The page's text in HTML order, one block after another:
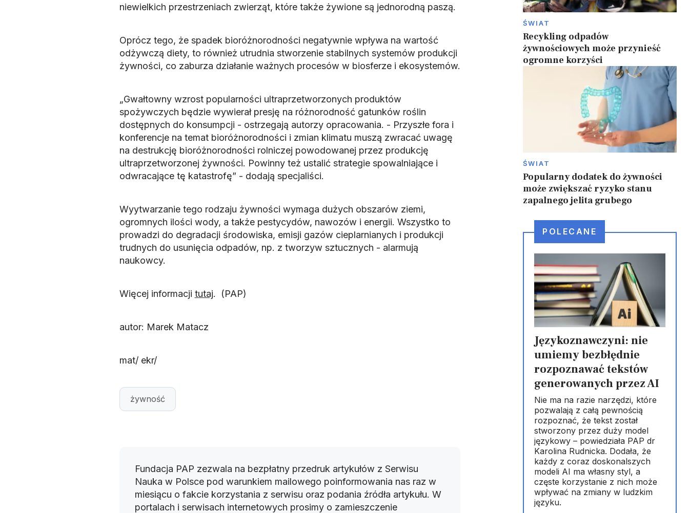
niewielkich przestrzeniach zwierząt, które także żywione są jednorodną paszą.
Oprócz tego, że spadek bioróżnorodności negatywnie wpływa na wartość
odżywczą diety, to również utrudnia stworzenie stabilnych systemów produkcji
żywności, co zaburza działanie ważnych procesów w biosferze i ekosystemów.
„Gwałtowny wzrost popularności ultraprzetworzonych produktów
spożywczych będzie wywierał presję na różnorodność gatunków roślin
dostępnych do konsumpcji - ostrzegają autorzy opracowania. - Przyszłe fora i
konferencje na temat bioróżnorodności i zmian klimatu muszą zwracać uwagę
na destrukcję bioróżnorodności rolniczej powodowanej przez produkcję
ultraprzetworzonej żywności. Powinny też ustalić strategie spowalniające i
odwracające tę katastrofę” - dodają specjaliści.
Wyytwarzanie tego rodzaju żywności wymaga dużych obszarów ziemi,
ogromnych ilości wody, a także pestycydów, nawozów i energii. Wszystko to
prowadzi do degradacji środowiska, emisji gazów cieplarnianych i produkcji
trudnych do usunięcia odpadów, np. z tworzyw sztucznych - alarmują
naukowcy.
Więcej informacji tutaj. (PAP)
autor: Marek Matacz
mat/ ekr/
żywność
Fundacja PAP zezwala na bezpłatny przedruk artykułów z Serwisu
Nauka w Polsce pod warunkiem mailowego poinformowania nas raz w
miesiącu o fakcie korzystania z serwisu oraz podania źródła artykułu. W
portalach i serwisach internetowych prosimy o zamieszczenie
ŚWIAT
Recykling odpadów
żywnościowych może przynieść
ogromne korzyści
ŚWIAT
Popularny dodatek do żywności
może zwiększać ryzyko stanu
zapalnego jelita grubego
POLECANE
Językoznawczyni: nie
umiemy bezbłędnie
rozpoznawać tekstów
generowanych przez AI
Nie ma na razie narzędzi, które
pozwalają z całą pewnością
rozpoznać, że tekst został
stworzony przez duży model
językowy – powiedziała PAP dr
Karolina Rudnicka. Dodała, że
każdy z coraz doskonalszych
modeli AI ma własny styl, a
częste korzystanie z nich może
wpływać na zmiany w ludzkim
języku.